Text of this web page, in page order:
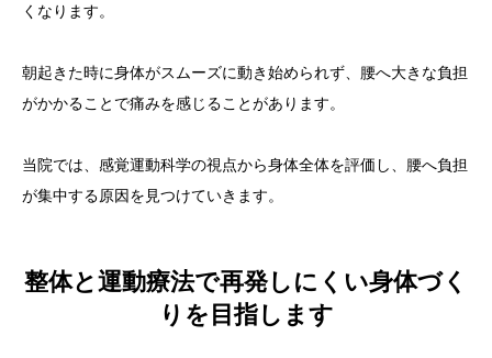
くなります。
朝起きた時に身体がスムーズに動き始められず、腰へ大きな負担
がかかることで痛みを感じることがあります。
当院では、感覚運動科学の視点から身体全体を評価し、腰へ負担
が集中する原因を見つけていきます。
整体と運動療法で再発しにくい身体づく
りを目指します